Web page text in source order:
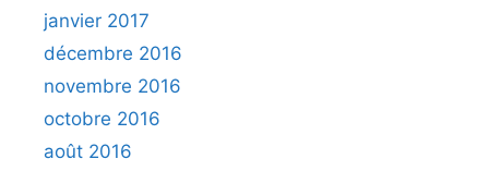
janvier 2017
décembre 2016
novembre 2016
octobre 2016
août 2016